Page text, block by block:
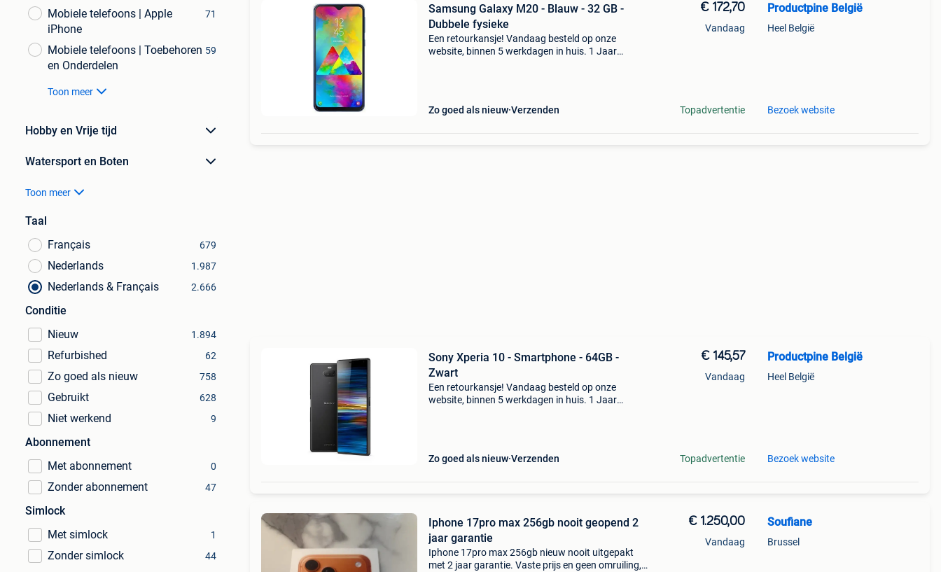
Mobiele telefoons | Apple
iPhone
71
Mobiele telefoons | Toebehoren
en Onderdelen
59
Toon meer
Hobby en Vrije tijd
Watersport en Boten
Toon meer
Taal
Français
679
Nederlands 1.987
Nederlands & Français 2.666
Conditie
Nieuw
1.894
Refurbished 62
Zo goed als nieuw 758
Gebruikt 628
Niet werkend 9
Abonnement
Met abonnement
0
Zonder abonnement 47
Simlock
Met simlock
1
Zonder simlock 44
Samsung Galaxy M20 - Blauw - 32 GB -
Dubbele fysieke
Een retourkansje! Vandaag besteld op onze
website, binnen 5 werkdagen in huis. 1 Jaar
Zo goed als nieuw Verzenden
€ 172,70
Vandaag
Topadvertentie
Productpine België
Heel België
Bezoek website
Sony Xperia 10 - Smartphone - 64GB -
Zwart
Een retourkansje! Vandaag besteld op onze
website, binnen 5 werkdagen in huis. 1 Jaar
Zo goed als nieuw Verzenden
€ 145,57
Vandaag
Topadvertentie
Productpine België
Heel België
Bezoek website
Iphone 17pro max 256gb nooit geopend 2
jaar garantie
Iphone 17pro max 256gb nieuw nooit uitgepakt
met 2 jaar garantie. Vaste prijs en geen omruiling,
€ 1.250,00
Vandaag
Soufiane
Brussel